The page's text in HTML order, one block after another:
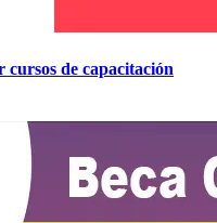
cursos de capacitación